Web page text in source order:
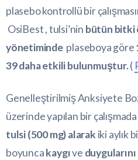
plasebo kontrollü bir
OsiBest , tulsi’nin bütün bitki
yönetiminde plaseboya göre
39 daha etkili bulunmuştur.(
Genelleştirilmiş Anksiyete
üzerinde yapılan bir çalışmada
tulsi (500 mg) alarak iki aylık
boyuncakaygıve